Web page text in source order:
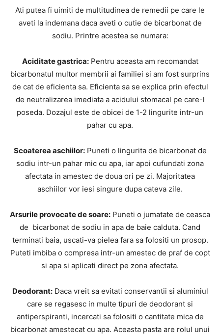
Ati putea fi uimiti de multitudinea de remedii pe care le
aveti la indemana daca aveti o cutie de bicarbonat de
sodiu. Printre acestea se numara:
Aciditate gastrica:Pentru aceasta am recomandat
bicarbonatul multor membrii ai familiei si am fost surprins
de cat de eficienta sa. Eficienta sa se explica prin efectul
de neutralizarea imediata a acidului stomacal pe care-l
poseda. Dozajul este de obicei de 1-2 lingurite intr-un
pahar cu apa.
Scoaterea aschiilor:Puneti o lingurita de bicarbonat de
sodiu intr-un pahar mic cu apa, iar apoi cufundati zona
afectata in amestec de doua ori pe zi. Majoritatea
aschiilor vor iesi singure dupa cateva zile.
Arsurile provocate de soare: Puneti o jumatate de ceasca
de bicarbonat de sodiu in apa de baie calduta. Cand
terminati baia, uscati-va pielea fara sa folositi un prosop.
Puteti imbiba o compresa intr-un amestec de praf de copt
si apa si aplicati direct pe zona afectata.
Deodorant:Daca vreit sa evitati conservantii si aluminiul
care se regasesc in multe tipuri de deodorant si
antiperspiranti, incercati sa folositi o cantitate mica de
bicarbonat amestecat cu apa. Aceasta pasta are rolul unui